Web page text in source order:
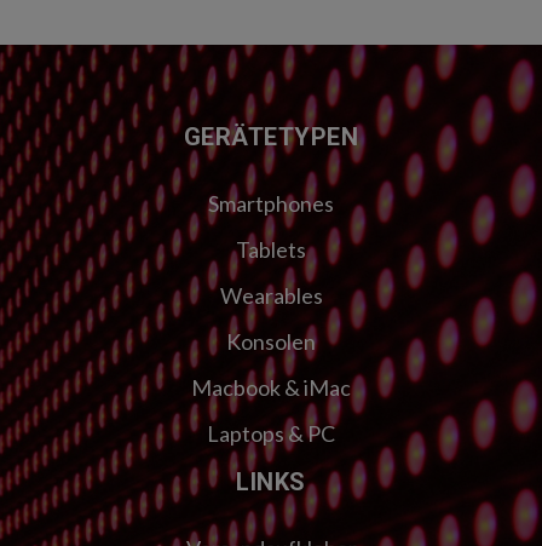
FUSSZEILE GERÄTETYPEN
Smartphones
Tablets
Wearables
Konsolen
Macbook & iMac
Laptops & PC
LINKS